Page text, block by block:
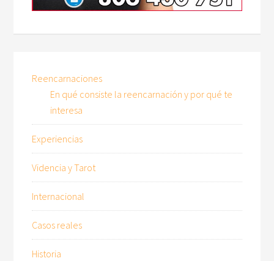
Reencarnaciones
En qué consiste la reencarnación y por qué te
interesa
Experiencias
Videncia y Tarot
Internacional
Casos reales
Historia